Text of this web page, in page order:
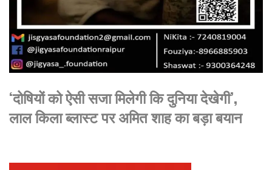
‘दोषियों को ऐसी सजा मिलेगी कि दुनिया देखेगी’,
लाल किला ब्लास्ट पर अमित शाह का बड़ा बयान